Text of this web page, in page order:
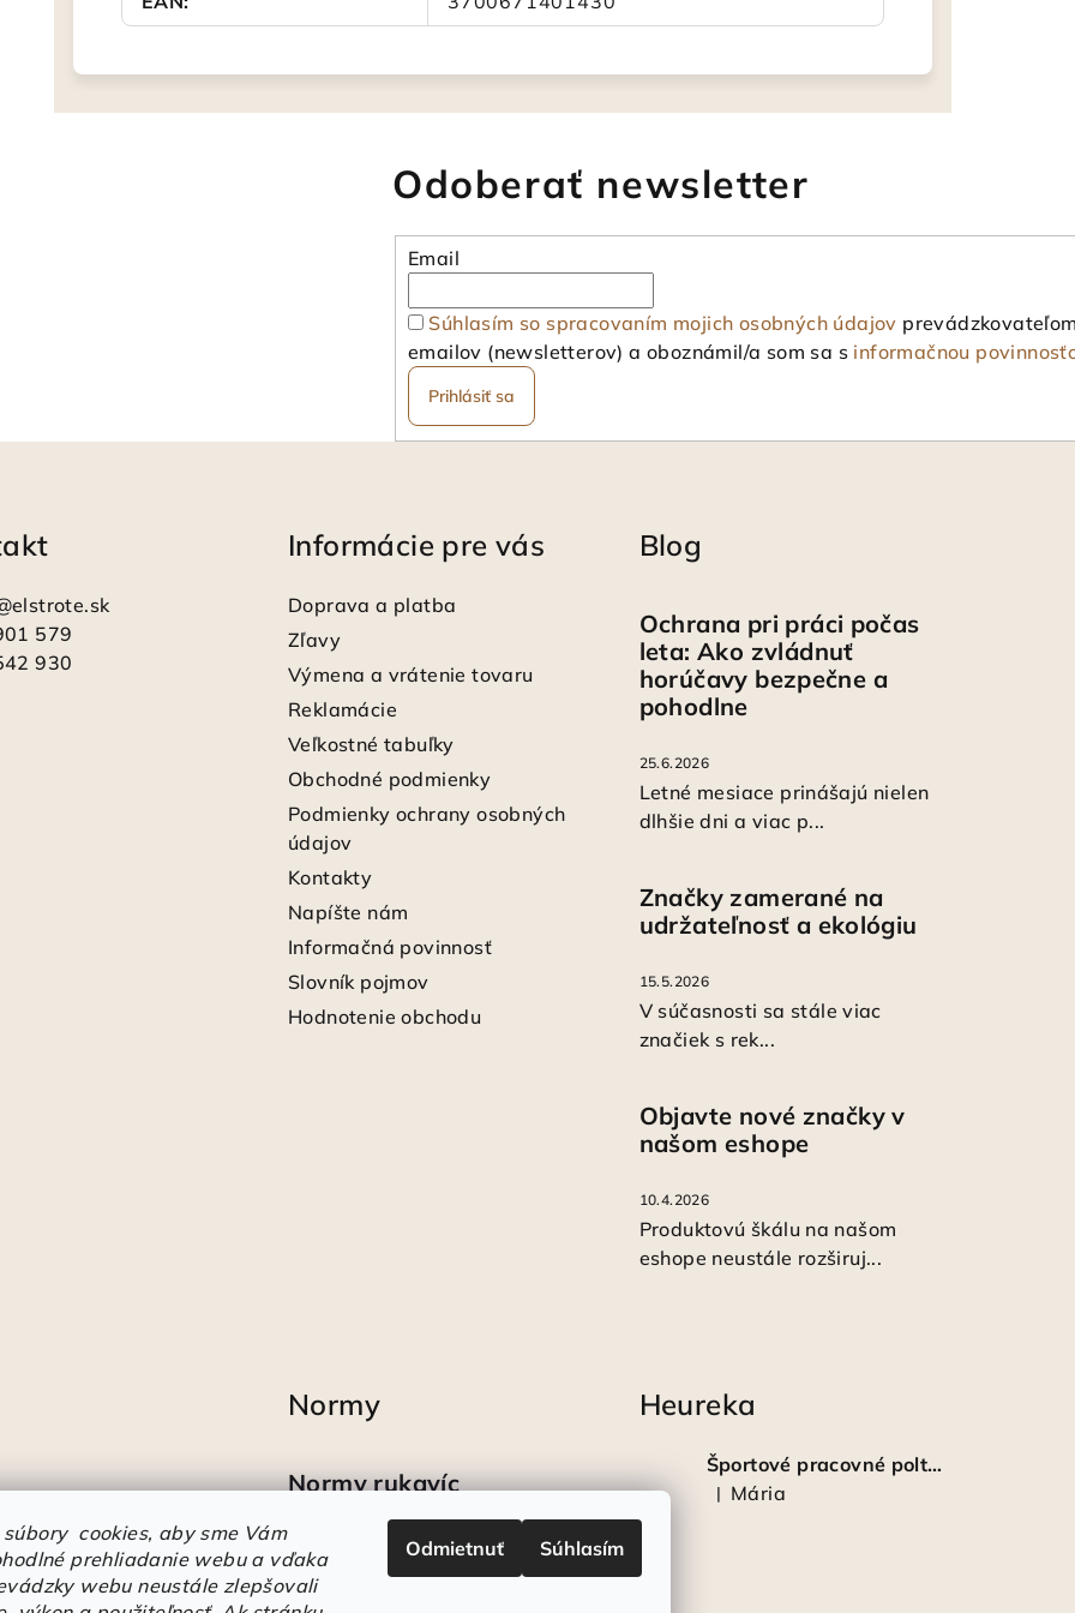
cookies, aby sme Vám
prehliadanie webu a vďaka
webu neustále zlepšovali
Odmietnuť Súhlasím
Odoberať newsletter
Email
Súhlasím so spracovaním mojich osobných údajov
emailov (newsletterov) a oboznámil/a som sa s informačnou
Prihlásiť sa
elstrote.sk
579
930
Informácie pre vás
Doprava a platba
Zľavy
Výmena a vrátenie tovaru
Reklamácie
Veľkostné tabuľky
Obchodné podmienky
Podmienky ochrany osobných
údajov
Kontakty
Napíšte nám
Informačná povinnosť
Slovník pojmov
Hodnotenie obchodu
Blog
Ochrana pri práci počas
leta: Ako zvládnuť
horúčavy bezpečne a
pohodlne
25.6.2026
Letné mesiace prinášajú nielen
dlhšie dni a viac p...
Značky zamerané na
udržateľnosť a ekológiu
15.5.2026
V súčasnosti sa stále viac
značiek s rek...
Objavte nové značky v
našom eshope
10.4.2026
Produktovú škálu na našom
eshope neustále rozširuj...
Normy
Normy rukavíc
Ako sa vyznať v
označeniach obuvi
Heureka
Športové pracovné poltopánky PRESTIGE CLASSIC biele
Hodnotenie produktu je 5 z 5 hviezdičiek.
| Mária